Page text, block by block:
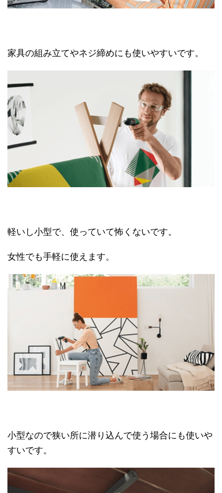
家具の組み立てやネジ締めにも使いやすいです。
軽いし小型で、使っていて怖くないです。
女性でも手軽に使えます。
小型なので狭い所に潜り込んで使う場合にも使いや
すいです。